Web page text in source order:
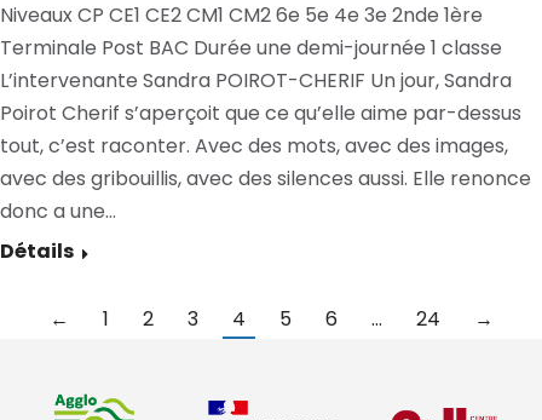
Niveaux CP CE1 CE2 CM1 CM2 6e 5e 4e 3e 2nde 1ère
Terminale Post BAC Durée une demi-journée 1 classe
L’intervenante Sandra POIROT-CHERIF Un jour, Sandra
Poirot Cherif s’aperçoit que ce qu’elle aime par-dessus
tout, c’est raconter. Avec des mots, avec des images,
avec des gribouillis, avec des silences aussi. Elle renonce
donc a une…
Détails
← 1 2 3 4 5 6 … 24 →